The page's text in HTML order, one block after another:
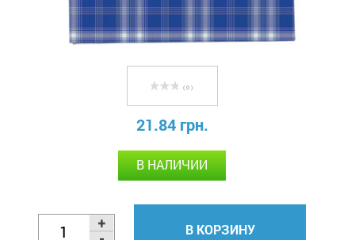
( 0 )
21.84 грн.
В НАЛИЧИИ
В КОРЗИНУ